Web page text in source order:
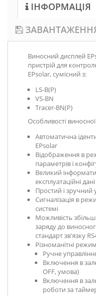
ІНФОРМАЦІЯ
Виносний дисплей
пристрій для
EPsolar, сумісний з:
LS-B(P)
VS-BN
Tracer-BN(P)
Особливості
Автоматична
EPsolar
Відображення в
параметрів і
Великий
експлуатаційні
Простий і зручний
Сигналізація в
системі
Можливість
заряду до
стандарт зв'язку
Різноманітні
Ручне
Включення в
OFF, умова)
Включення в
роботи за